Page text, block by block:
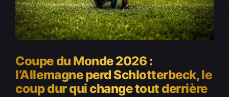
Coupe du Monde 2026 :
l’Allemagne perd Schlotterbeck, le
coup dur qui change tout derrière